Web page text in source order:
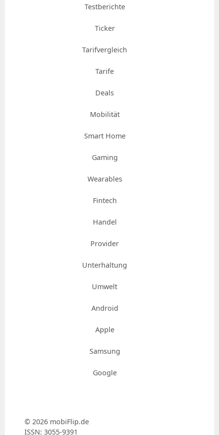
Testberichte
Ticker
Tarifvergleich
Tarife
Deals
Mobilität
Smart Home
Gaming
Wearables
Fintech
Handel
Provider
Unterhaltung
Umwelt
Android
Apple
Samsung
Google
© 2026 mobiFlip.de
ISSN: 3055-9391